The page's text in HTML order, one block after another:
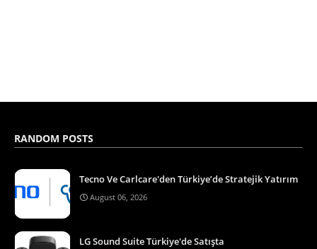
RANDOM POSTS
Tecno Ve Carlcare'den Türkiye’de Stratejik Yatırım
August 06, 2026
LG Sound Suite Türkiye'de Satışta